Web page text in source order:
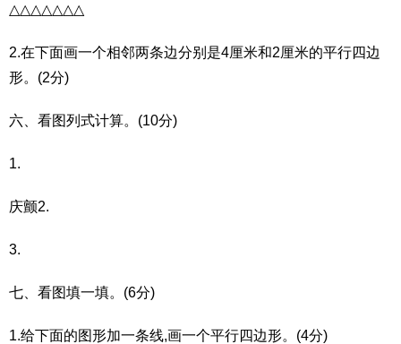
△△△△△△△
2.在下面画一个相邻两条边分别是4厘米和2厘米的平行四边
形。(2分)
六、看图列式计算。(10分)
1.
庆颤2.
3.
七、看图填一填。(6分)
1.给下面的图形加一条线,画一个平行四边形。(4分)